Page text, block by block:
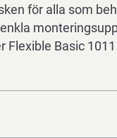
för alla som
Flexible Basic 1011